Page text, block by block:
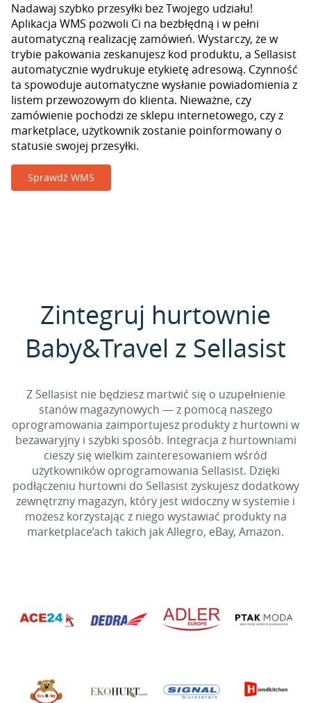
Nadawaj szybko przesyłki bez Twojego udziału!
Aplikacja WMS pozwoli Ci na bezbłędną i w pełni
automatyczną realizację zamówień. Wystarczy, że w
trybie pakowania zeskanujesz kod produktu, a Sellasist
automatycznie wydrukuje etykietę adresową. Czynność
ta spowoduje automatyczne wysłanie powiadomienia z
listem przewozowym do klienta. Nieważne, czy
zamówienie pochodzi ze sklepu internetowego, czy z
marketplace, użytkownik zostanie poinformowany o
statusie swojej przesyłki.
Sprawdź WMS
Zintegruj hurtownie
Baby&Travel z Sellasist
Z Sellasist nie będziesz martwić się o uzupełnienie
stanów magazynowych — z pomocą naszego
oprogramowania zaimportujesz produkty z hurtowni w
bezawaryjny i szybki sposób. Integracja z hurtowniami
cieszy się wielkim zainteresowaniem wśród
użytkowników oprogramowania Sellasist. Dzięki
podłączeniu hurtowni do Sellasist zyskujesz dodatkowy
zewnętrzny magazyn, który jest widoczny w systemie i
możesz korzystając z niego wystawiać produkty na
marketplace’ach takich jak Allegro, eBay, Amazon.